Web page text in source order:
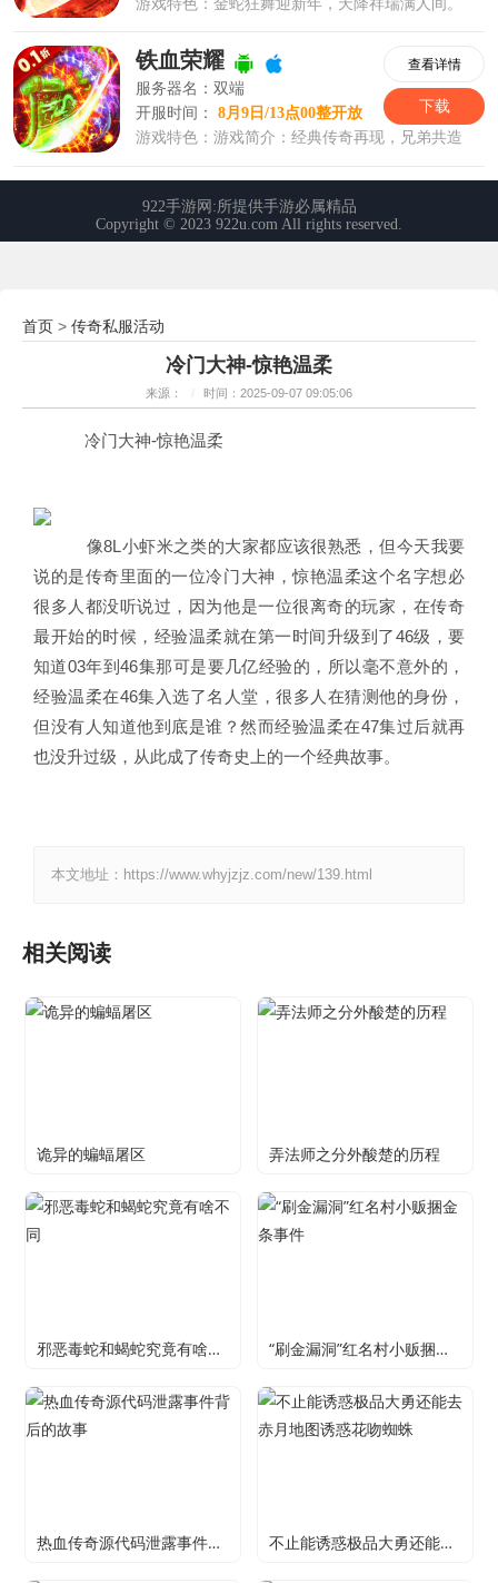
首页 > 传奇私服活动
冷门大神-惊艳温柔
来源： / 时间：2025-09-07 09:05:06
冷门大神-惊艳温柔
像8L小虾米之类的大家都应该很熟悉，但今天我要
说的是传奇里面的一位冷门大神，惊艳温柔这个名字想必
很多人都没听说过，因为他是一位很离奇的玩家，在传奇
最开始的时候，经验温柔就在第一时间升级到了46级，要
知道03年到46集那可是要几亿经验的，所以毫不意外的，
经验温柔在46集入选了名人堂，很多人在猜测他的身份，
但没有人知道他到底是谁？然而经验温柔在47集过后就再
也没升过级，从此成了传奇史上的一个经典故事。
本文地址：https://www.whyjzjz.com/new/139.html
相关阅读
诡异的蝙蝠屠区 弄法师之分外酸楚的历程
邪恶毒蛇和蝎蛇究竟有啥不同 “刷金漏洞”红名村小贩捆金条事件
热血传奇源代码泄露事件背后的故事 不止能诱惑极品大勇还能去赤月地图诱惑花吻蜘蛛